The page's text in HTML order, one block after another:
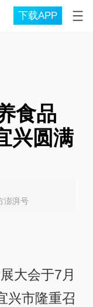
下载APP
食品
兴圆满
澎湃号
大会于7月
兴市隆重召